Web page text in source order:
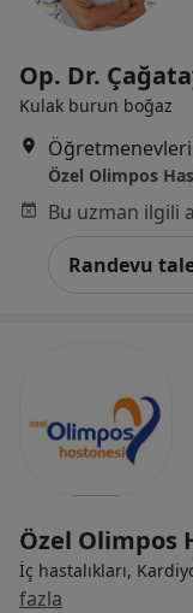
Op. Dr.
Kulak burun boğaz
Özel Olimpos
Randevu
Özel Olimpos
İç hastalıkları,
fazla